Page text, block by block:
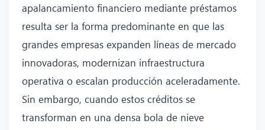
apalancamiento financiero mediante préstamos
resulta ser la forma predominante en que las
grandes empresas expanden líneas de mercado
innovadoras, modernizan infraestructura
operativa o escalan producción aceleradamente.
Sin embargo, cuando estos créditos se
transforman en una densa bola de nieve